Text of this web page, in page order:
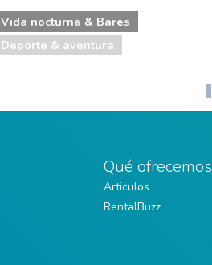
Vida nocturna & Bares
Deporte & aventura
Qué ofrecemos
Articulos
RentalBuzz